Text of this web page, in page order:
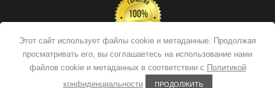
Мегагрупп.ру
Политика конфиденциальности
Карта сайта
Этот сайт использует файлы cookie и метаданные. Продолжая
просматривать его, вы соглашаетесь на использование нами
файлов cookie и метаданных в соответствии с Политикой
конфиденциальности
ПРОДОЛЖИТЬ